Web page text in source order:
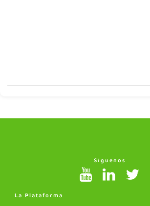
Síguenos
La Plataforma